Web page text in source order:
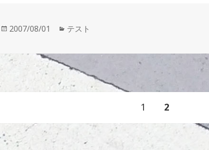
投
日:
2007/08/01
カ
ゴ
リ
テスト
ペ
ー
1 ペ
2